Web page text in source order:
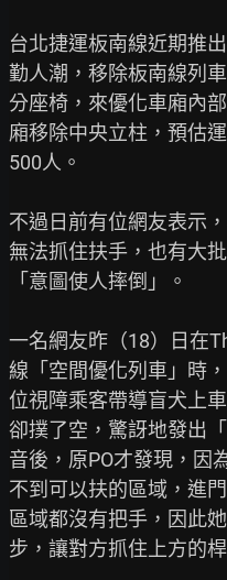
台北捷運板南線近期推
勤人潮，移除板南線列
分座椅，來優化車廂內
廂移除中央立柱，預估
500人。
不過日前有位網友表示
無法抓住扶手，也有大
「意圖使人摔倒」。
一名網友昨（18）日在
線「空間優化列車」時
位視障乘客帶導盲犬上
卻撲了空，驚訝地發出
音後，原PO才發現，因
不到可以扶的區域，進
區域都沒有把手，因此
步，讓對方抓住上方的桿